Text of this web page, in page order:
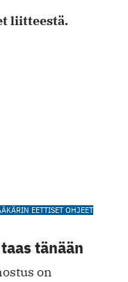
liitteestä.
EETTISET OHJEET
tänään
on